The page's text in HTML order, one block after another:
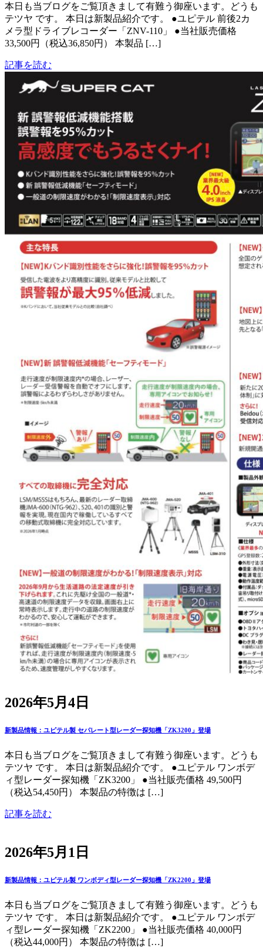
本日も当ブログをご覧頂きまして有難う御座います。どうも
テツヤ です。 本日は新製品紹介です。 ●ユピテル 前後2カ
メラ型ドライブレコーダー「ZNV-110」 ●当社販売価格
33,500円（税込36,850円） 本製品 […]
記事を読む
2026年5月4日
新製品情報：ユピテル製 セパレート型レーダー探知機「ZK3200」登場
本日も当ブログをご覧頂きまして有難う御座います。どうも
テツヤ です。 本日は新製品紹介です。 ●ユピテル ワンボデ
ィ型レーダー探知機「ZK3200」 ●当社販売価格 49,500円
（税込54,450円） 本製品の特徴は […]
記事を読む
2026年5月1日
新製品情報：ユピテル製 ワンボディ型レーダー探知機「ZK2200」登場
本日も当ブログをご覧頂きまして有難う御座います。どうも
テツヤ です。 本日は新製品紹介です。 ●ユピテル ワンボデ
ィ型レーダー探知機「ZK2200」 ●当社販売価格 40,000円
（税込44,000円） 本製品の特徴は […]